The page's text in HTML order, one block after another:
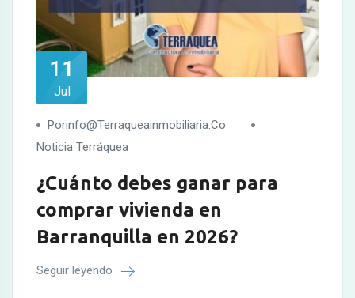
11
Jul
Porinfo@terraqueainmobiliaria.co
Noticia Terráquea
¿Cuánto debes ganar para
comprar vivienda en
Barranquilla en 2026?
Seguir leyendo